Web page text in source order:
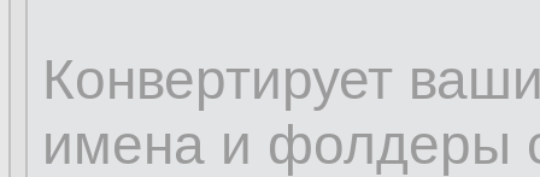
Конвертирует
имена и фолдеры